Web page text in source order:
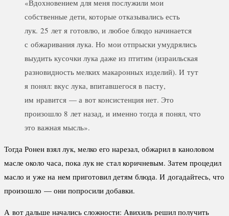
«Вдохновением для меня послужили мои
собственные дети, которые отказывались есть
лук. 25 лет я готовлю, и любое блюдо начинается
с обжаривания лука. Но мои отпрыски умудрялись
выудить кусочки лука даже из птитим (израильская
разновидность мелких макаронных изделий). И тут
я понял: вкус лука, впитавшегося в пасту,
им нравится — а вот консистенция нет. Это
произошло 8 лет назад, и именно тогда я понял, что
это важная мысль».
Тогда Ронен взял лук, мелко его нарезал, обжарил в каноловом
масле около часа, пока лук не стал коричневым. Затем процедил
масло и уже на нем приготовил детям блюда. И догадайтесь, что
произошло — они попросили добавки.
А вот дальше начались сложности: Авихиль решил получить